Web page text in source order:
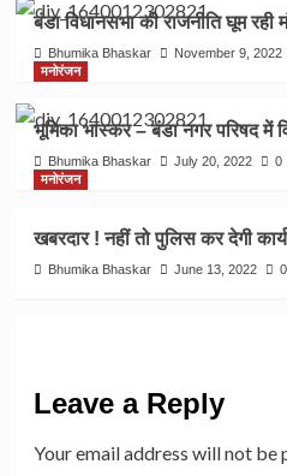
बंडा विधानसभा की राजनीति घूम रही
Bhumika Bhaskar November 9, 2022
मनोरंजन
भूमिका भास्कर – बंडा नगर परिषद में
Bhumika Bhaskar July 20, 2022
0
मनोरंजन
खबरदार ! नहीं तो पुलिस कर देगी
Bhumika Bhaskar June 13, 2022 0
Leave a Reply
Your email address will not be